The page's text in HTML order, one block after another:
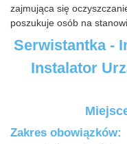
zajmująca się
poszukuje osób na
Serwistantka -
Instalator
Zakres obowiązków: